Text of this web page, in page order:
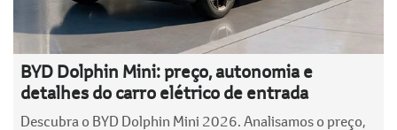
BYD Dolphin Mini: preço, autonomia e
detalhes do carro elétrico de entrada
Descubra o BYD Dolphin Mini 2026. Analisamos o preço,